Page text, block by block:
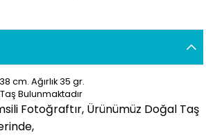
cm. Ağırlık 35 gr.
Bulunmaktadır
Fotoğraftır, Ürünümüz Doğal Taş